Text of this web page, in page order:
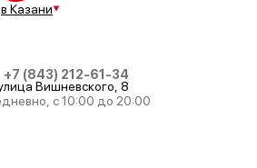
в Казани
+7 (843) 212-61-34
Вишневского, 8
с 10:00 до 20:00